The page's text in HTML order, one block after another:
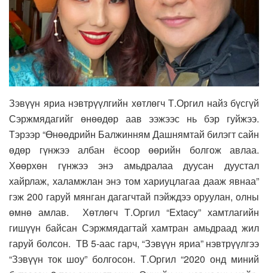
Зэвүүн яриа нэвтрүүлгийн хөтлөгч Т.Оргил найз бүсгүй
Сэржмядагийг өнөөдөр аав ээжээс нь бэр гуйжээ.
Тэрээр “Өнөөдрийн Балжинням Дашнямтай билэгт сайн
өдөр гүнжээ албан ёсоор өөрийн болгож авлаа.
Хөөрхөн гүнжээ энэ амьдралаа дуусан дуустал
хайрлаж, халамжлан энэ том хариуцлагаа дааж явнаа”
гэж 200 гаруй мянган дагагчтай пэйждээ оруулан, олны
өмнө амлав. Хөтлөгч Т.Оргил “Extacy” хамтлагийн
гишүүн байсан Сэржмядагтай хамтран амьдраад жил
гаруй болсон. ТВ 5-аас гарч, “Зэвүүн яриа” нэвтрүүлгээ
“Зэвүүн ток шоу” болгосон. Т.Оргил “2020 онд миний